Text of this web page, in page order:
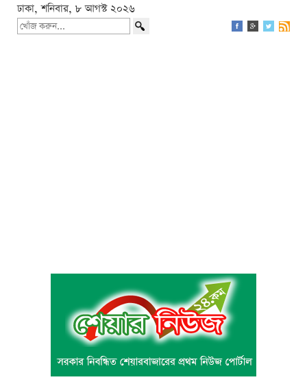
ঢাকা, শনিবার, ৮ আগস্ট ২০২৬